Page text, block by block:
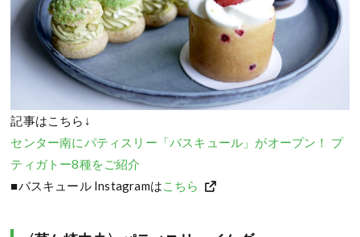
記事はこちら↓
センター南にパティスリー「バスキュール」がオープン！ プ
ティガトー8種をご紹介
■バスキュール Instagramはこちら